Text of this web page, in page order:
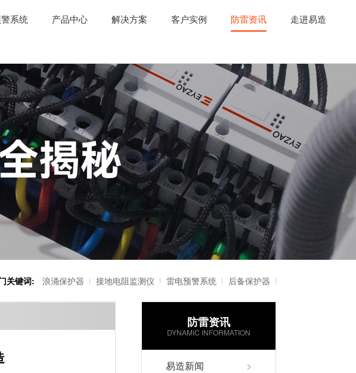
系统 产品中心 解决方案 客户实例 防雷资讯 走进易造
关键词: 浪涌保护器 接地电阻监测仪 雷电预警系统 后备保护器
雷电记录仪 智能防雷系统
防雷资讯
DYNAMIC INFORMATION
易造新闻 >